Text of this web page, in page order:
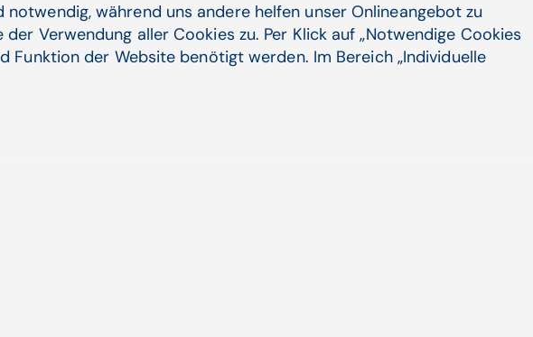
Bereiche des Gesundheitswesens enger
auch neue Herausforderungen für das
andere und vor allem mehr Informationen, es
gesamte Unternehmen, nicht mehr nur auf einen
zwei MVZs. Das ist der Hintergrund, warum wir
AG übernommen haben, ein führender Anbieter für
während uns andere helfen unser Onlineangebot zu
Verwendung aller Cookies zu. Per Klick auf „Notwendige Cookies
Funktion der Website benötigt werden. Im Bereich „Individuelle